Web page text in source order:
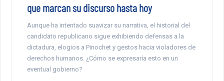
que marcan su discurso hasta hoy
Aunque ha intentado suavizar su narrativa, el historial del
candidato republicano sigue exhibiendo defensas a la
dictadura, elogios a Pinochet y gestos hacia violadores de
derechos humanos. ¿Cómo se expresaría esto en un
eventual gobierno?